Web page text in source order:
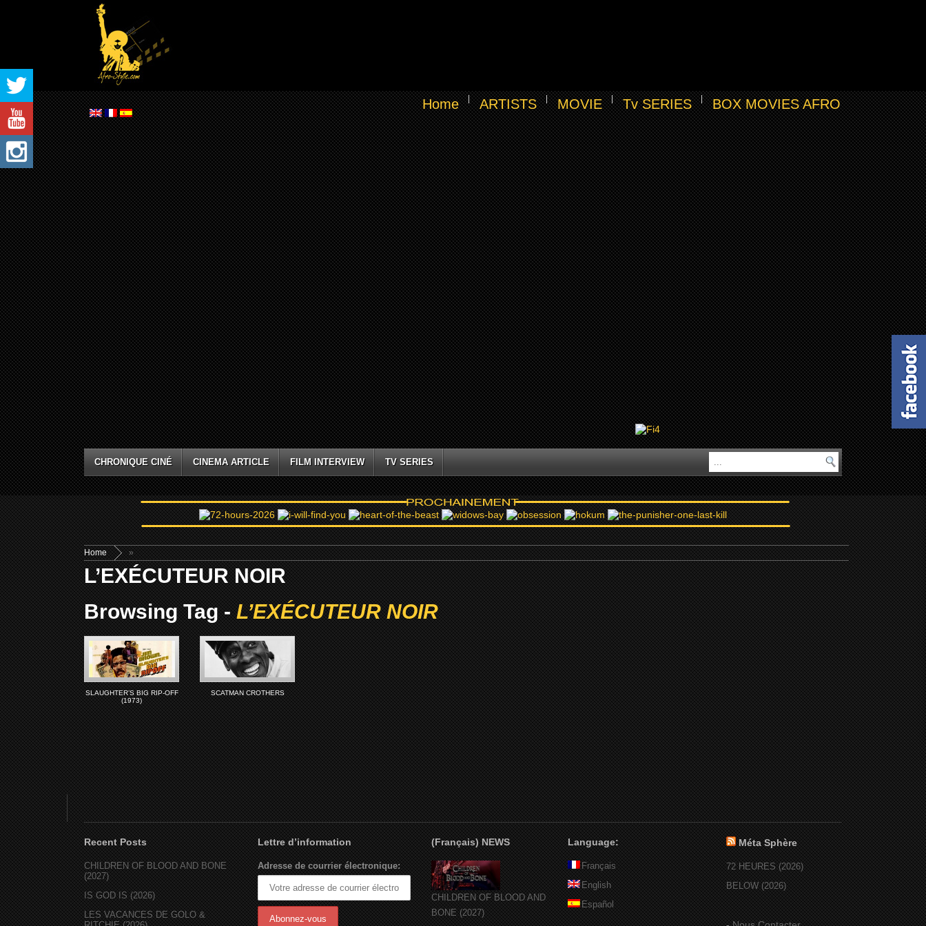
Home ARTISTS MOVIE Tv SERIES BOX MOVIES AFRO
CHRONIQUE CINÉ CINEMA ARTICLE FILM INTERVIEW TV SERIES
Home »
L’EXÉCUTEUR NOIR
Browsing Tag -L’EXÉCUTEUR NOIR
SLAUGHTER’S BIG RIP-OFF
(1973)
SCATMAN CROTHERS
Recent Posts
CHILDREN OF BLOOD AND BONE
(2027)
IS GOD IS (2026)
LES VACANCES DE GOLO &
Lettre d’information
Adresse de courrier électronique:
(Français) NEWS
CHILDREN OF BLOOD AND
BONE (2027)
Language:
Français
English
Español
Méta Sphère
72 HEURES (2026)
BELOW (2026)